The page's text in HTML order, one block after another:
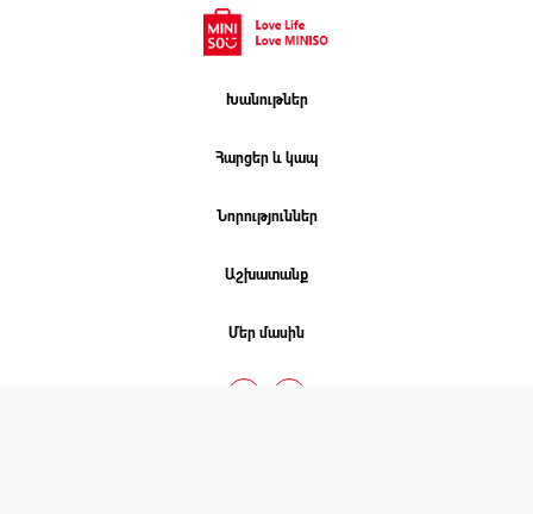
Խանութներ
Հարցեր և կապ
Նորություններ
Աշխատանք
Մեր մասին